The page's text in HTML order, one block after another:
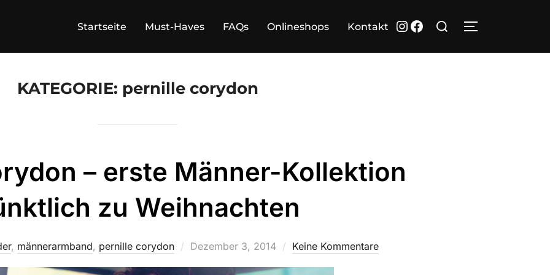
Startseite Must-Haves FAQs Onlineshops Kontakt Instagram
Facebook
Suchen
KATEGORIE: pernille corydon
– erste Männer-Kollektion
zu Weihnachten
, männerarmband, pernille corydon
Veröffentlicht
Dezember 3, 2014 Keine Kommentare